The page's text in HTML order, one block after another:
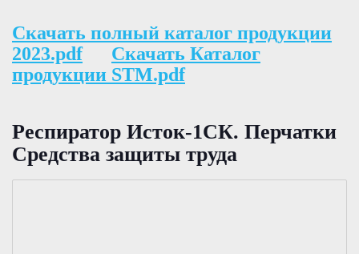
Скачать полный каталог продукции
2023.pdf
Скачать Каталог
продукции STM.pdf
Респиратор Исток-1СК. Перчатки
Средства защиты труда